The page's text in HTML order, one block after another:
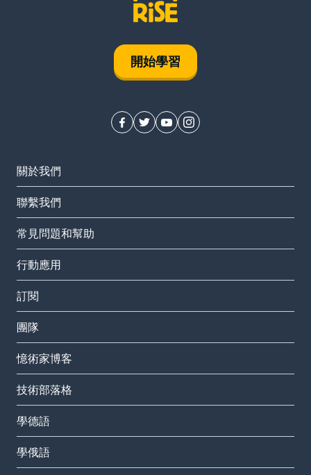
開始學習
關於我們
聯繫我們
常見問題和幫助
行動應用
訂閱
團隊
憶術家博客
技術部落格
學德語
學俄語